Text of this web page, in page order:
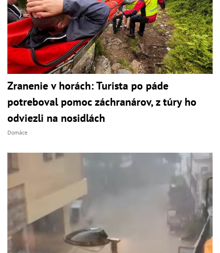
Zranenie v horách: Turista po páde
potreboval pomoc záchranárov, z túry ho
odviezli na nosidlách
Domáce